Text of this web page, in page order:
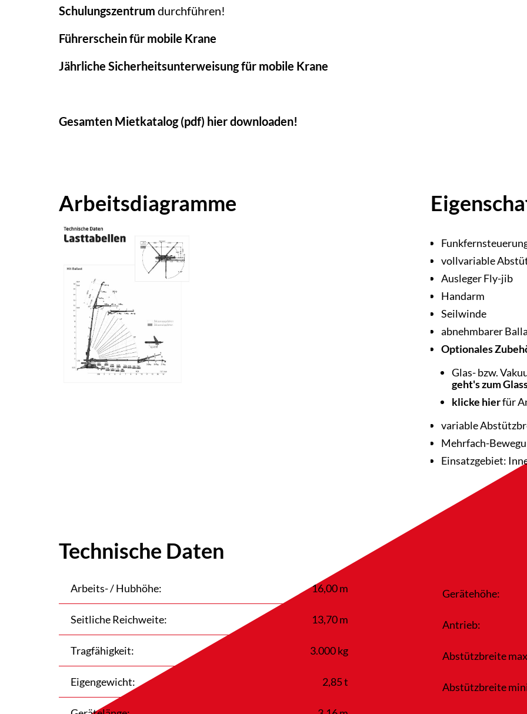
Schulungszentrum durchführen!
Führerschein für mobile Krane
Jährliche Sicherheitsunterweisung für mobile Krane
Gesamten Mietkatalog (pdf) hier downloaden!
Arbeitsdiagramme
vollvariable
Ausleger Fly-jib
Handarm
Seilwinde
abnehmbarer
Optionales
Glas- bzw.
geht's zum
klicke hierfür
variable
Mehrfach-
Einsatzgebiet:
Technische Daten
Arbeits- / Hubhöhe: 16,00 m
Seitliche Reichweite: 13,70 m
Tragfähigkeit: 3.000 kg
Eigengewicht: 2,85 t
Gerätehöhe:
Antrieb:
Abstützbreite
Abstützbreite